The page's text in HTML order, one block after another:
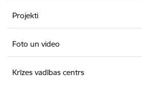
Projekti
Foto un video
Krīzes vadības centrs